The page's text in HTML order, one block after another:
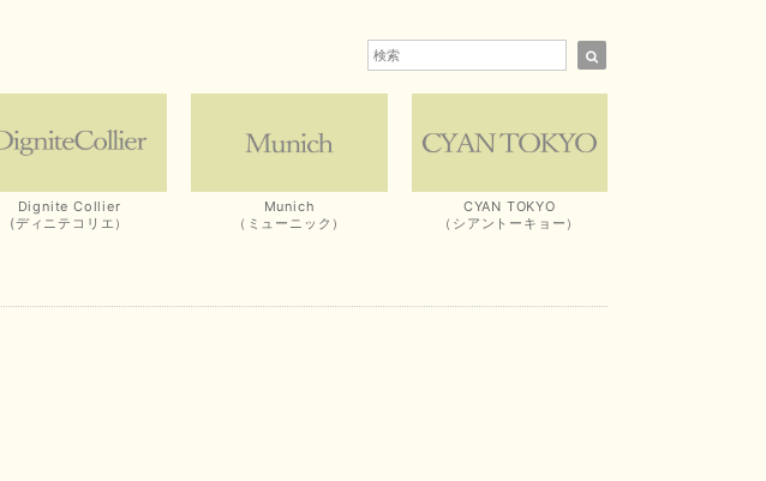
Dignite Collier
(ディニテコリエ）
Munich
（ミューニック）
CYAN TOKYO
（シアントーキョー）